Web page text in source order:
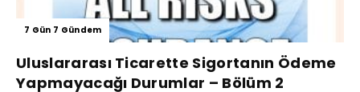
7 Gün 7 Gündem
Uluslararası Ticarette Sigortanın Ödeme
Yapmayacağı Durumlar – Bölüm 2